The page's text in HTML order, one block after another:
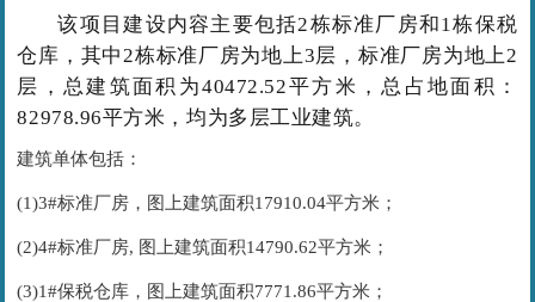
该项目建设内容主要包括2栋标准厂房和1栋保税
仓库，其中2栋标准厂房为地上3层，标准厂房为地上2
层，总建筑面积为40472.52平方米，总占地面积：
82978.96平方米，均为多层工业建筑。
建筑单体包括：
(1)3#标准厂房，图上建筑面积17910.04平方米；
(2)4#标准厂房, 图上建筑面积14790.62平方米；
(3)1#保税仓库，图上建筑面积7771.86平方米；